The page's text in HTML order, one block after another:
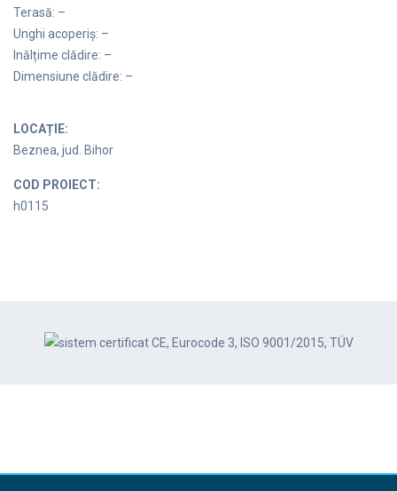
Terasă: –
Unghi acoperiș: –
Inălțime clădire: –
Dimensiune clădire: –
LOCAȚIE:
Beznea, jud. Bihor
COD PROIECT:
h0115